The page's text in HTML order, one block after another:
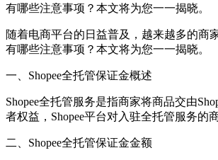
有哪些注意事项？本文将为您一一揭晓。
随着电商平台的日益普及，越来越多的商
有哪些注意事项？本文将为您一一揭晓。
一、Shopee全托管保证金概述
Shopee全托管服务是指商家将商品交由
者权益，Shopee平台对入驻全托管服务的
二、Shopee全托管保证金金额